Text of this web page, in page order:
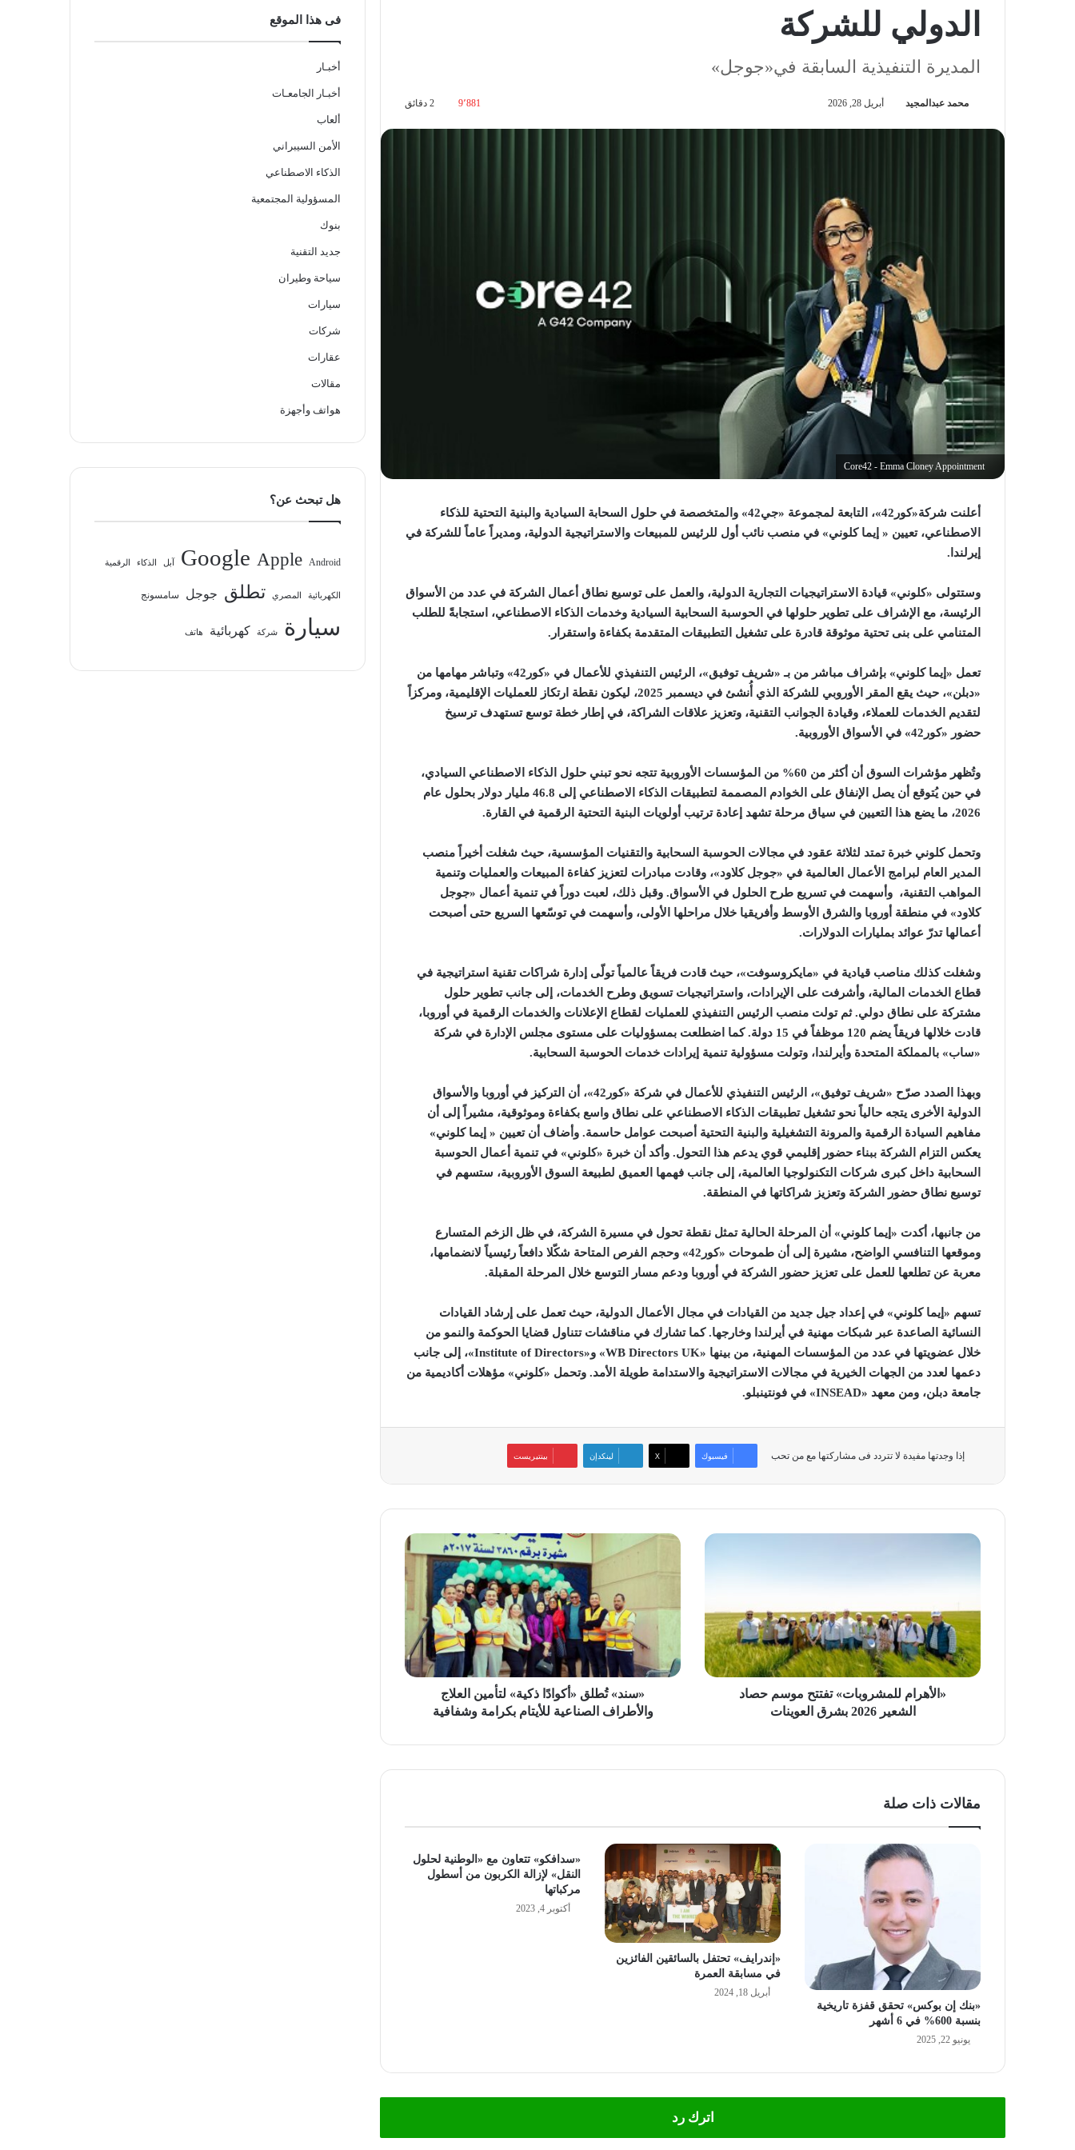
الدولي للشركة
المديرة التنفيذية السابقة في«جوجل»
محمد عبدالمجيد أبريل 28, 2026 9٬881
أعلنت شركة«كور42»، التابعة لمجموعة «جي42» والمتخصصة في حلول السحابة السيادية والبنية التحتية للذكاء
الاصطناعي، تعيين « إيما كلوني» في منصب نائب أول للرئيس للمبيعات والاستراتيجية الدولية، ومديراً عاماً للشركة في
إيرلندا.
وستتولى «كلوني» قيادة الاستراتيجيات التجارية الدولية، والعمل على توسيع نطاق أعمال الشركة في عدد من الأسواق
الرئيسة، مع الإشراف على تطوير حلولها في الحوسبة السحابية السيادية وخدمات الذكاء الاصطناعي، استجابةً للطلب
المتنامي على بنى تحتية موثوقة قادرة على تشغيل التطبيقات المتقدمة بكفاءة واستقرار .
تعمل «إيما كلوني» بإشراف مباشر من بـ «شريف توفيق»، الرئيس التنفيذي للأعمال في
«كور42» وتباشر مهامها من
«دبلن»، حيث يقع المقر الأوروبي للشركة الذي أُنشئ في ديسمبر 2025، ليكون نقطة ارتكاز للعمليات الإقليمية، ومركزاً
لتقديم الخدمات للعملاء، وقيادة الجوانب التقنية، وتعزيز علاقات الشراكة، في إطار خطة توسع تستهدف ترسيخ
حضور «كور42» في الأسواق الأوروبية .
وتُظهر مؤشرات السوق أن أكثر من 60% من المؤسسات الأوروبية تتجه نحو تبني حلول الذكاء الاصطناعي السيادي،
في حين يُتوقع أن يصل الإنفاق على الخوادم المصممة لتطبيقات الذكاء الاصطناعي إلى 46.8 مليار دولار بحلول عام
2026، ما يضع هذا التعيين في سياق مرحلة تشهد إعادة ترتيب أولويات البنية التحتية الرقمية في القارة
.
وتحمل كلوني خبرة تمتد لثلاثة عقود في مجالات الحوسبة السحابية والتقنيات المؤسسية، حيث شغلت أخيراً منصب
المدير العام لبرامج الأعمال العالمية في «جوجل كلاود»، وقادت مبادرات لتعزيز كفاءة المبيعات والعمليات وتنمية
المواهب التقنية، وأسهمت في تسريع طرح الحلول في الأسواق. وقبل ذلك، لعبت دوراً في تنمية أعمال «جوجل
كلاود» في منطقة أوروبا والشرق الأوسط وأفريقيا خلال مراحلها الأولى، وأسهمت في توسّعها السريع حتى أصبحت
أعمالها تدرّ عوائد بمليارات الدولارات.
وشغلت كذلك مناصب قيادية في «مايكروسوفت»، حيث قادت فريقاً عالمياً تولّى إدارة شراكات تقنية استراتيجية في
قطاع الخدمات المالية، وأشرفت على الإيرادات، واستراتيجيات تسويق وطرح الخدمات، إلى جانب تطوير حلول
مشتركة على نطاق دولي. ثم تولت منصب الرئيس التنفيذي للعمليات لقطاع الإعلانات والخدمات الرقمية في أوروبا،
قادت خلالها فريقاً يضم 120 موظفاً في 15 دولة. كما اضطلعت بمسؤوليات على مستوى مجلس الإدارة في شركة
«ساب» بالمملكة المتحدة وأيرلندا، وتولت مسؤولية تنمية إيرادات خدمات الحوسبة السحابية.
وبهذا الصدد صرّح «شريف توفيق»، الرئيس التنفيذي للأعمال في شركة «كور42»، أن التركيز في أوروبا
والأسواق
الدولية الأخرى يتجه حالياً نحو تشغيل تطبيقات الذكاء الاصطناعي على نطاق واسع بكفاءة وموثوقية، مشيراً إلى أن
مفاهيم السيادة الرقمية والمرونة التشغيلية والبنية التحتية أصبحت عوامل حاسمة. وأضاف أن تعيين « إيما كلوني»
يعكس التزام الشركة ببناء حضور إقليمي قوي يدعم هذا التحول. وأكد أن خبرة «كلوني» في تنمية أعمال الحوسبة
السحابية داخل كبرى شركات التكنولوجيا العالمية، إلى جانب فهمها العميق لطبيعة السوق الأوروبية، ستسهم في
توسيع نطاق حضور الشركة وتعزيز شراكاتها في المنطقة.
من جانبها، أكدت «إيما كلوني» أن المرحلة الحالية تمثل نقطة تحول في مسيرة الشركة، في ظل الزخم المتسارع
وموقعها التنافسي الواضح، مشيرة إلى أن طموحات «كور42»
وحجم الفرص المتاحة شكّلا دافعاً رئيسياً لانضمامها،
معربة عن تطلعها للعمل على تعزيز حضور الشركة في أوروبا ودعم مسار التوسع خلال المرحلة المقبلة.
تسهم « إيما كلوني» في إعداد جيل جديد من القيادات في مجال الأعمال الدولية، حيث تعمل على إرشاد القيادات
النسائية الصاعدة عبر شبكات مهنية في أيرلندا وخارجها. كما تشارك في مناقشات تتناول قضايا الحوكمة والنمو من
خلال عضويتها في عدد من المؤسسات المهنية، من بينها «WB Directors UK» و«Institute of Directors»
، إلى جانب
دعمها لعدد من الجهات الخيرية في مجالات الاستراتيجية والاستدامة طويلة الأمد. وتحمل «كلوني» مؤهلات أكاديمية من
جامعة دبلن، ومن معهد «INSEAD» في فونتينبلو.
إذا وجدتها مفيدة لا تتردد فى مشاركتها مع من تحب فيسبوك ‫X لينكدإن بينتيريست
«الأهرام
حصاد
الشعير
2026
بشرق
العوينات
«الأهرام للمشروبات» تفتتح موسم حصاد
الشعير 2026 بشرق العوينات
«سند»
«أكوادًا
لتأمين
العلاج
والأطراف
الصناعية
للأيتام
وشفافية
«سند» تُطلق «أكوادًا ذكية» لتأمين العلاج
والأطراف الصناعية للأيتام بكرامة وشفافية
مقالات ذات صلة
«بنك إن بوكس» تحقق قفزة تاريخية
بنسبة 600% في 6 أشهر
يونيو 22, 2025
«إندرايف» تحتفل بالسائقين الفائزين
في مسابقة العمرة
أبريل 18, 2024
«سدافكو» تتعاون مع «الوطنية لحلول
النقل» لإزالة الكربون من أسطول
مركباتها
أكتوبر 4, 2023
اترك رد
فى هذا الموقع
أخبـار
أخبـار الجامعـات
ألعاب
الأمن السيبراني
الذكاء الاصطناعي
المسؤولية المجتمعية
بنوك
جديد التقنية
سياحة وطيران
سيارات
شركات
عقارات
مقالات
هواتف وأجهزة
هل تبحث عن؟
Android
Apple
Google آبل الذكاء الرقمية
الكهربائية المصري تطلق جوجل سامسونج
سيارة شركة كهربائية هاتف